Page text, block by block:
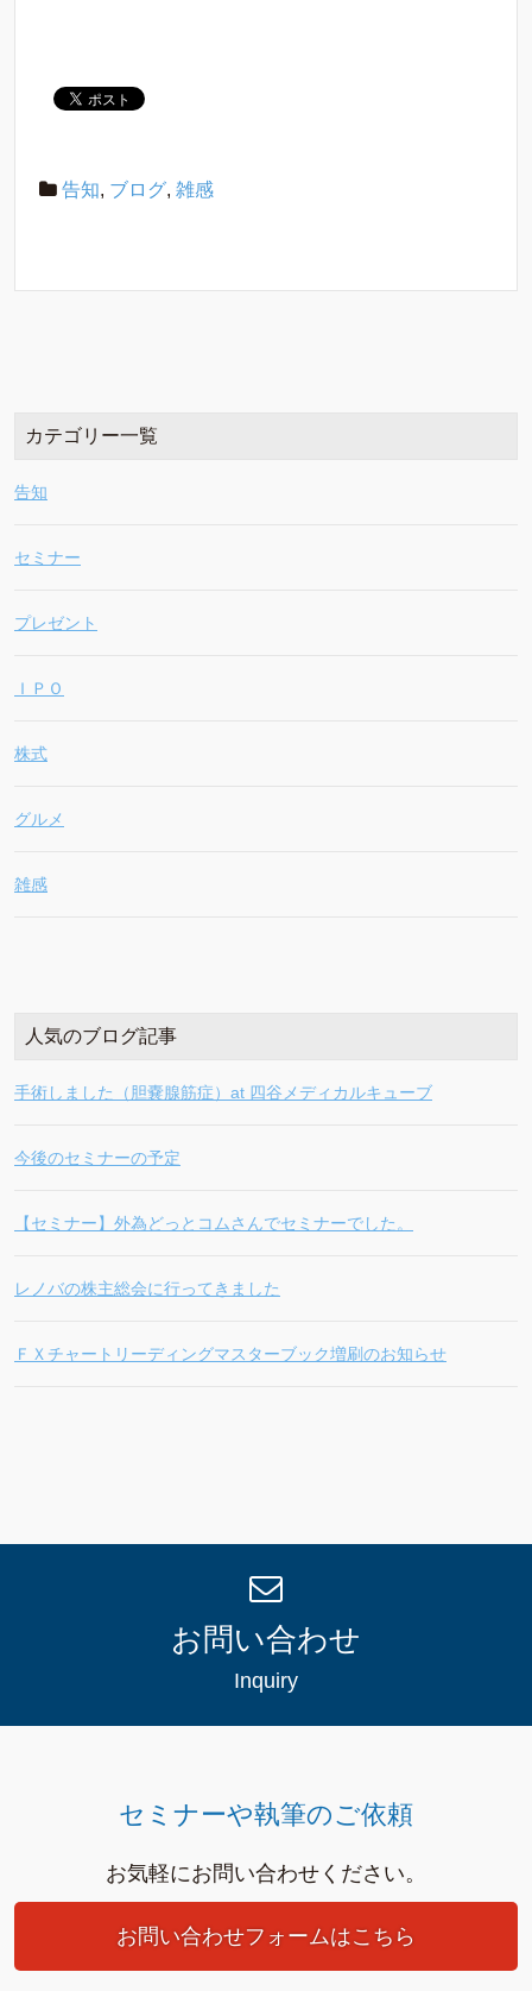
告知, ブログ, 雑感
カテゴリー一覧
告知
セミナー
プレゼント
ＩＰＯ
株式
グルメ
雑感
人気のブログ記事
手術しました（胆嚢腺筋症）at 四谷メディカルキューブ
今後のセミナーの予定
【セミナー】外為どっとコムさんでセミナーでした。
レノバの株主総会に行ってきました
ＦＸチャートリーディングマスターブック増刷のお知らせ
お問い合わせ
Inquiry
セミナーや執筆のご依頼
お気軽にお問い合わせください。
お問い合わせフォームはこちら